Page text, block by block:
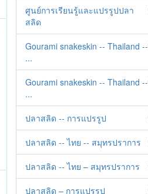
ศูนย์การเรียนรู้และแปรรูปปลา
สลิด
Gourami snakeskin -- Thailand --
...
Gourami snakeskin -- Thailand --
...
ปลาสลิด -- การแปรรูป
ปลาสลิด -- ไทย -- สมุทรปราการ
ปลาสลิด -- ไทย – สมุทรปราการ
ปลาสลิด – การแปรรูป